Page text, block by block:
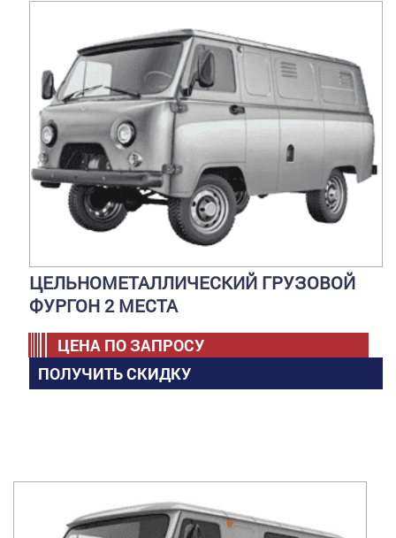
ЦЕЛЬНОМЕТАЛЛИЧЕСКИЙ ГРУЗОВОЙ
ФУРГОН 2 МЕСТА
ЦЕНА ПО ЗАПРОСУ
ПОЛУЧИТЬ СКИДКУ